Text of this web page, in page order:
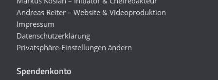
Andreas Reiter – Website & Videoproduktion
Impressum
Datenschutzerklärung
Privatsphäre-Einstellungen ändern
Spendenkonto